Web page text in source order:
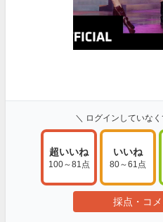
＼ ログインしていな
超いいね
100～81点
いいね
80～61点
採点・コ